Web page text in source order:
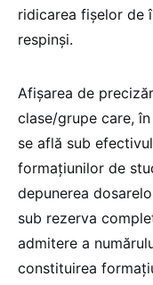
ridicarea fișelor de
respinși.
Afișarea de
clase/grupe care,
se află sub
formațiunilor de
depunerea
sub rezerva
admitere a
constituirea